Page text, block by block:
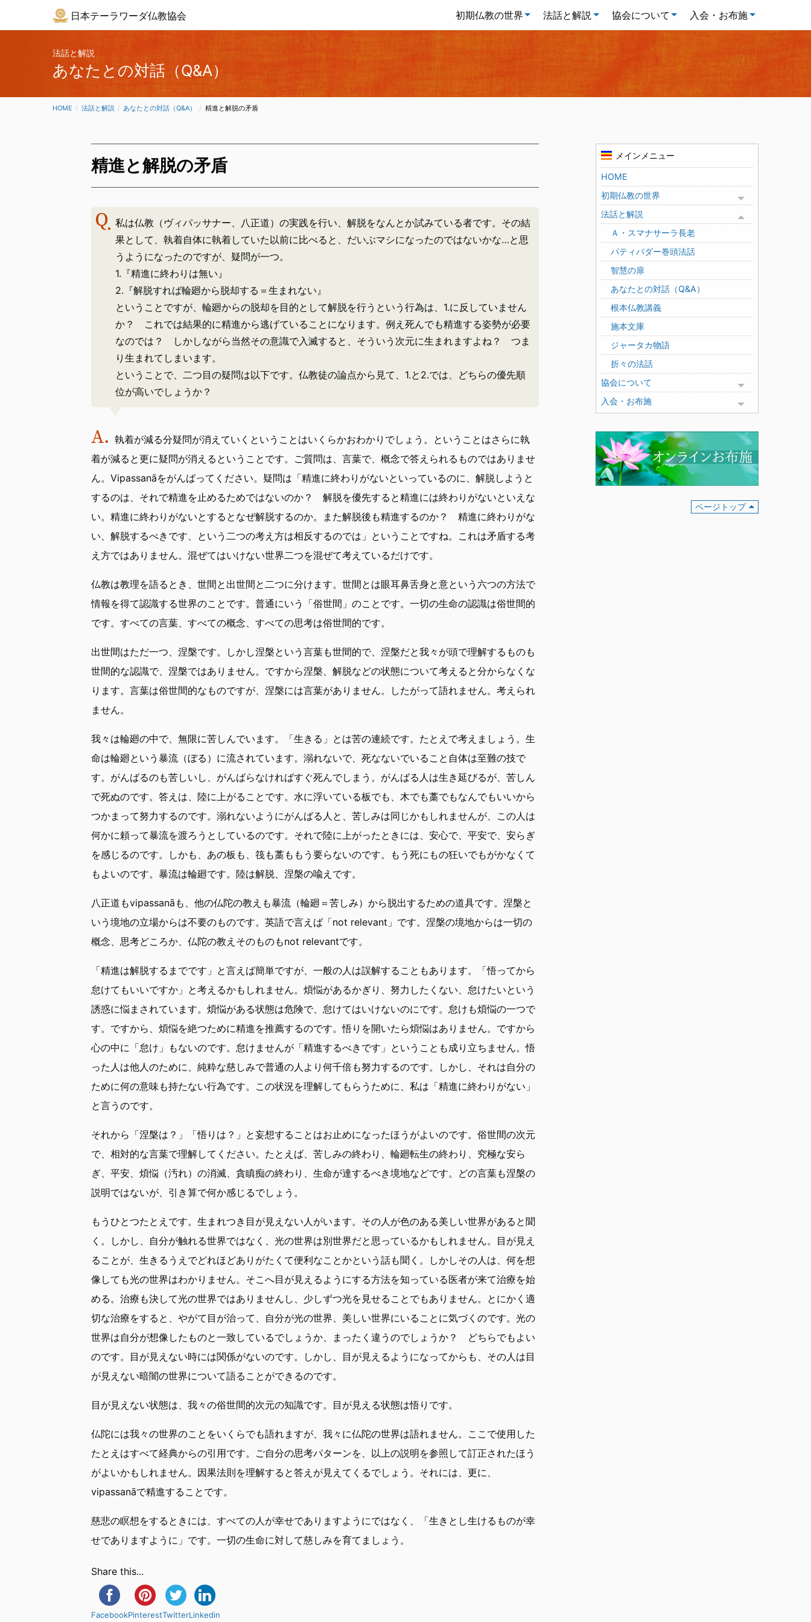
日本テーラワーダ仏教協会 初期仏教の世界 法話と解説 協会について 入会・お布施
法話と解説
あなたとの対話（Q&A）
HOME 法話と解説 あなたとの対話（Q&A） CURRENT:
精進と解脱の矛盾
精進と解脱の矛盾
私は仏教（ヴィパッサナー、八正道）の実践を行い、解脱をなんとか試みている者です。その結
果として、執着自体に執着していた以前に比べると、だいぶマシになったのではないかな…と思
うようになったのですが、疑問が一つ。
1.『精進に終わりは無い』
2.『解脱すれば輪廻から脱却する＝生まれない』
ということですが、輪廻からの脱却を目的として解脱を行うという行為は、1.に反していません
か？ これでは結果的に精進から逃げていることになります。例え死んでも精進する姿勢が必要
なのでは？ しかしながら当然その意識で入滅すると、そういう次元に生まれますよね？ つま
り生まれてしまいます。
ということで、二つ目の疑問は以下です。仏教徒の論点から見て、1.と2.では、どちらの優先順
位が高いでしょうか？
執着が減る分疑問が消えていくということはいくらかおわかりでしょう。ということはさらに執
着が減ると更に疑問が消えるということです。ご質問は、言葉で、概念で答えられるものではありませ
ん。Vipassanāをがんばってください。疑問は「精進に終わりがないといっているのに、解脱しようと
するのは、それで精進を止めるためではないのか？ 解脱を優先すると精進には終わりがないといえな
い。精進に終わりがないとするとなぜ解脱するのか。また解脱後も精進するのか？ 精進に終わりがな
い、解脱するべきです、という二つの考え方は相反するのでは」ということですね。これは矛盾する考
え方ではありません。混ぜてはいけない世界二つを混ぜて考えているだけです。
仏教は教理を語るとき、世間と出世間と二つに分けます。世間とは眼耳鼻舌身と意という六つの方法で
情報を得て認識する世界のことです。普通にいう「俗世間」のことです。一切の生命の認識は俗世間的
です。すべての言葉、すべての概念、すべての思考は俗世間的です。
出世間はただ一つ、涅槃です。しかし涅槃という言葉も世間的で、涅槃だと我々が頭で理解するものも
世間的な認識で、涅槃ではありません。ですから涅槃、解脱などの状態について考えると分からなくな
ります。言葉は俗世間的なものですが、涅槃には言葉がありません。したがって語れません。考えられ
ません。
我々は輪廻の中で、無限に苦しんでいます。「生きる」とは苦の連続です。たとえで考えましょう。生
命は輪廻という暴流（ぼる）に流されています。溺れないで、死なないでいること自体は至難の技で
す。がんばるのも苦しいし、がんばらなければすぐ死んでしまう。がんばる人は生き延びるが、苦しん
で死ぬのです。答えは、陸に上がることです。水に浮いている板でも、木でも藁でもなんでもいいから
つかまって努力するのです。溺れないようにがんばる人と、苦しみは同じかもしれませんが、この人は
何かに頼って暴流を渡ろうとしているのです。それで陸に上がったときには、安心で、平安で、安らぎ
を感じるのです。しかも、あの板も、筏も藁ももう要らないのです。もう死にもの狂いでもがかなくて
もよいのです。暴流は輪廻です。陸は解脱、涅槃の喩えです。
八正道もvipassanāも、他の仏陀の教えも暴流（輪廻＝苦しみ）から脱出するための道具です。涅槃と
いう境地の立場からは不要のものです。英語で言えば「not relevant」です。涅槃の境地からは一切の
概念、思考どころか、仏陀の教えそのものもnot relevantです。
「精進は解脱するまでです」と言えば簡単ですが、一般の人は誤解することもあります。「悟ってから
怠けてもいいですか」と考えるかもしれません。煩悩があるかぎり、努力したくない、怠けたいという
誘惑に悩まされています。煩悩がある状態は危険で、怠けてはいけないのにです。怠けも煩悩の一つで
す。ですから、煩悩を絶つために精進を推薦するのです。悟りを開いたら煩悩はありません。ですから
心の中に「怠け」もないのです。怠けませんが「精進するべきです」ということも成り立ちません。悟
った人は他人のために、純粋な慈しみで普通の人より何千倍も努力するのです。しかし、それは自分の
ために何の意味も持たない行為です。この状況を理解してもらうために、私は「精進に終わりがない」
と言うのです。
それから「涅槃は？」「悟りは？」と妄想することはお止めになったほうがよいのです。俗世間の次元
で、相対的な言葉で理解してください。たとえば、苦しみの終わり、輪廻転生の終わり、究極な安ら
ぎ、平安、煩悩（汚れ）の消滅、貪瞋痴の終わり、生命が達するべき境地などです。どの言葉も涅槃の
説明ではないが、引き算で何か感じるでしょう。
もうひとつたとえです。生まれつき目が見えない人がいます。その人が色のある美しい世界があると聞
く。しかし、自分が触れる世界ではなく、光の世界は別世界だと思っているかもしれません。目が見え
ることが、生きるうえでどれほどありがたくて便利なことかという話も聞く。しかしその人は、何を想
像しても光の世界はわかりません。そこへ目が見えるようにする方法を知っている医者が来て治療を始
める。治療も決して光の世界ではありませんし、少しずつ光を見せることでもありません。とにかく適
切な治療をすると、やがて目が治って、自分が光の世界、美しい世界にいることに気づくのです。光の
世界は自分が想像したものと一致しているでしょうか、まったく違うのでしょうか？ どちらでもよい
のです。目が見えない時には関係がないのです。しかし、目が見えるようになってからも、その人は目
が見えない暗闇の世界について語ることができるのです。
目が見えない状態は、我々の俗世間的次元の知識です。目が見える状態は悟りです。
仏陀には我々の世界のことをいくらでも語れますが、我々に仏陀の世界は語れません。ここで使用した
たとえはすべて経典からの引用です。ご自分の思考パターンを、以上の説明を参照して訂正されたほう
がよいかもしれません。因果法則を理解すると答えが見えてくるでしょう。それには、更に、
vipassanāで精進することです。
慈悲の瞑想をするときには、すべての人が幸せでありますようにではなく、「生きとし生けるものが幸
せでありますように」です。一切の生命に対して慈しみを育てましょう。
Share this...
FacebookPinterestTwitterLinkedin
メインメニュー
HOME
初期仏教の世界
Toggle menu
法話と解説
Toggle menu
Ａ・スマナサーラ長老
パティパダー巻頭法話
智慧の扉
あなたとの対話（Q&A）
根本仏教講義
施本文庫
ジャータカ物語
折々の法話
協会について
Toggle menu
入会・お布施
Toggle menu
ページトップ